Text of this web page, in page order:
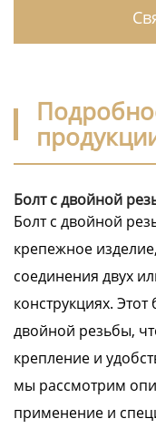
Болт с двойной
Болт с двойной
крепежное
соединения двух
конструкциях.
двойной резьбы,
крепление и
мы рассмотрим
применение и